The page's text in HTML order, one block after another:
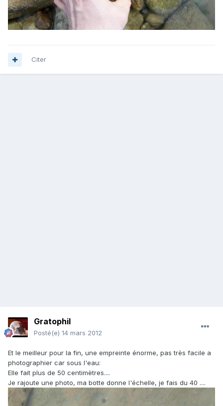
Citer
Gratophil
Posté(e) 14 mars 2012
Et le meilleur pour la fin, une empreinte énorme, pas très facile a
photographier car sous l'eau:
Elle fait plus de 50 centimètres....
Je rajoute une photo, ma botte donne l'échelle, je fais du 40 ....